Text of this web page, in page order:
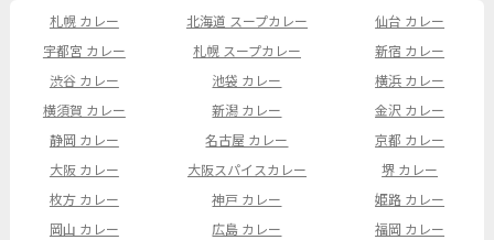
札幌 カレー 北海道 スープカレー
仙台 カレー
宇都宮 カレー
札幌 スープカレー
新宿 カレー
渋谷 カレー
池袋 カレー
横浜 カレー
横須賀 カレー
新潟 カレー
金沢 カレー
静岡 カレー
名古屋 カレー
京都 カレー
大阪 カレー
大阪スパイスカレー
堺 カレー
枚方 カレー
神戸 カレー
姫路 カレー
岡山 カレー
広島 カレー
福岡 カレー